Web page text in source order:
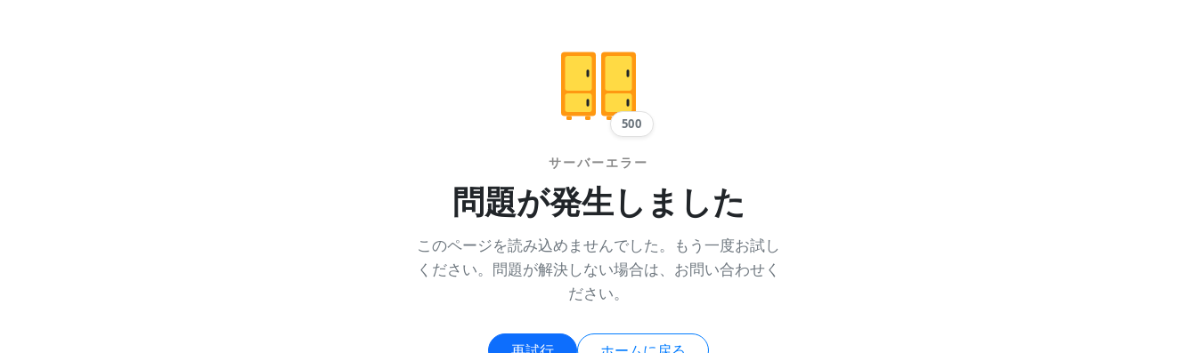
500
サーバーエラー
問題が発生しました
このページを読み込めませんでした。もう一度お試し
ください。問題が解決しない場合は、お問い合わせく
ださい。